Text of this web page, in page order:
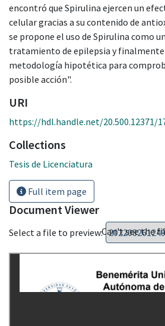
encontró que Spirulina ejercen un
celular gracias a su contenido de
se propone el uso de Spirulina como
tratamiento de epilepsia y finalmente
metodología hipotética para
posible acción".
URI
https://hdl.handle.net/20.500.12371/
Collections
Tesis de Licenciatura
Full item page
Document Viewer
Select a file to preview:Can't see the